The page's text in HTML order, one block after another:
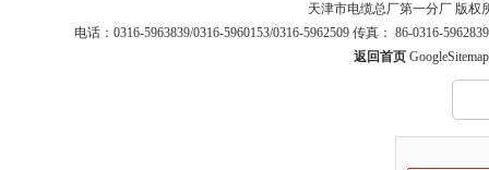
天津市电缆总厂第一分厂 版权
电话：0316-5963839/0316-5960153/0316-5962509 传真： 86-0316-
返回首页 GoogleSitemap